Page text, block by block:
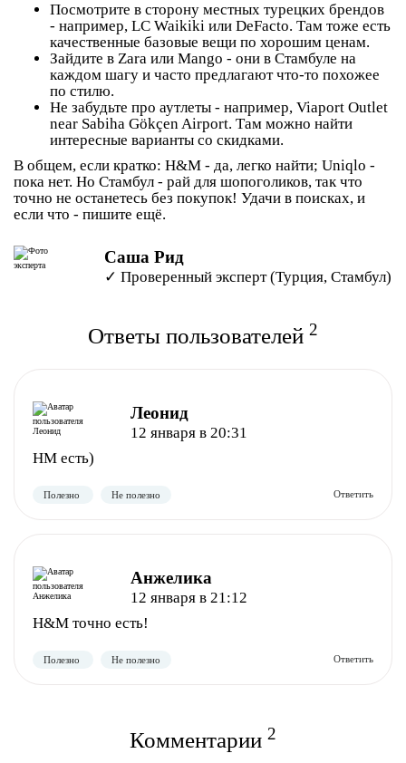
Посмотрите в сторону местных турецких брендов
- например, LC Waikiki или DeFacto. Там тоже есть
качественные базовые вещи по хорошим ценам.
Зайдите в Zara или Mango - они в Стамбуле на
каждом шагу и часто предлагают что-то похожее
по стилю.
Не забудьте про аутлеты - например, Viaport Outlet
near Sabiha Gökçen Airport. Там можно найти
интересные варианты со скидками.
В общем, если кратко: H&M - да, легко найти; Uniqlo -
пока нет. Но Стамбул - рай для шопоголиков, так что
точно не останетесь без покупок! Удачи в поисках, и
если что - пишите ещё.
Саша Рид
✓ Проверенный эксперт (Турция, Стамбул)
Ответы пользователей 2
Леонид
12 января в 20:31
HM есть)
Анжелика
12 января в 21:12
H&M точно есть!
Комментарии 2